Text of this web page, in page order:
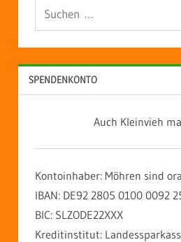
SPENDENKONTO
Auch Kleinvieh
Kontoinhaber: Möhren sind
IBAN: DE92 2805 0100 0092
BIC: SLZODE22XXX
Kreditinstitut: